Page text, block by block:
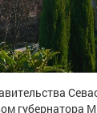
губернатора